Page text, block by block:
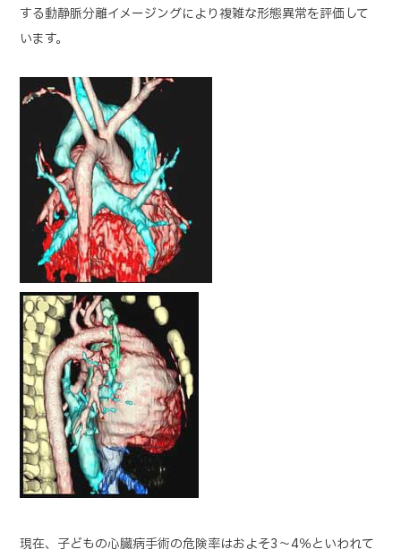
する動静脈分離イメージングにより複雑な形態異常を評価して
います。
現在、子どもの心臓病手術の危険率はおよそ3～4％といわれて